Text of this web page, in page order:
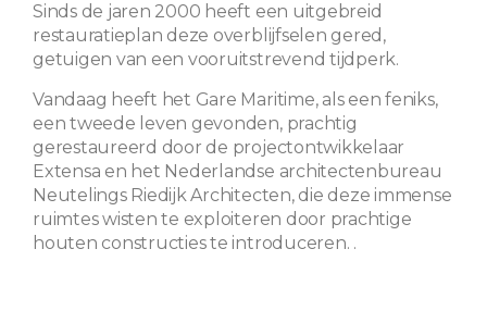
Sinds de jaren 2000 heeft een uitgebreid
restauratieplan deze overblijfselen gered,
getuigen van een vooruitstrevend tijdperk.
Vandaag heeft het Gare Maritime, als een feniks,
een tweede leven gevonden, prachtig
gerestaureerd door de projectontwikkelaar
Extensa en het Nederlandse architectenbureau
Neutelings Riedijk Architecten, die deze immense
ruimtes wisten te exploiteren door prachtige
houten constructies te introduceren. .